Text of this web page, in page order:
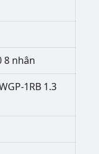
8 nhân
1RB 1.3